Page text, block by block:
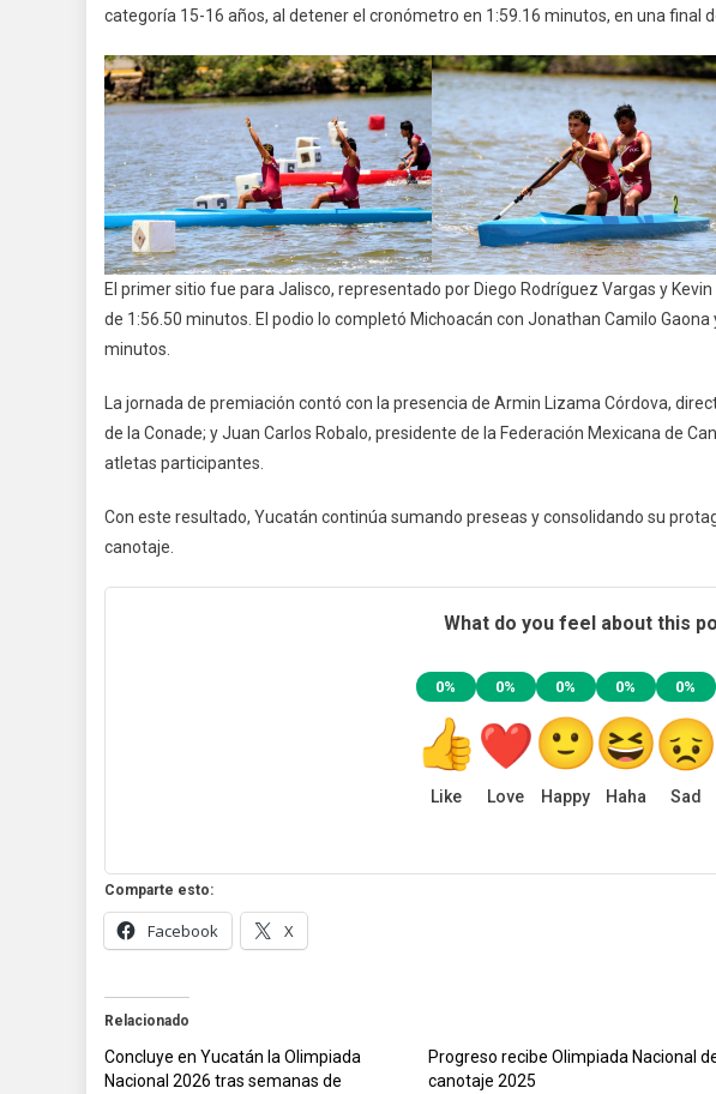
La
Nacional
categoría 15-16 años, al detener el cronómetro en 1:59.16 minutos, en una final
El primer sitio fue para Jalisco, representado por Diego Rodríguez Vargas y
de 1:56.50 minutos. El podio lo completó Michoacán con Jonathan Camilo
minutos.
La jornada de premiación contó con la presencia de Armin Lizama Córdova,
de la Conade; y Juan Carlos Robalo, presidente de la Federación Mexicana de
atletas participantes.
Con este resultado, Yucatán continúa sumando preseas y consolidando su
canotaje.
What do you feel about this
0%
Like
0%
Love
0%
Happy
0%
Haha
0%
Sad
Comparte esto:
Facebook X
Relacionado
Concluye en Yucatán la Olimpiada
Nacional 2026 tras semanas de
Progreso recibe Olimpiada Nacional
canotaje 2025